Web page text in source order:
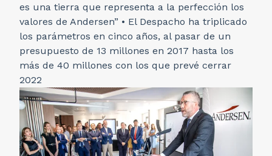
es una tierra que representa a la perfección los
valores de Andersen” • El Despacho ha triplicado
los parámetros en cinco años, al pasar de un
presupuesto de 13 millones en 2017 hasta los
más de 40 millones con los que prevé cerrar
2022